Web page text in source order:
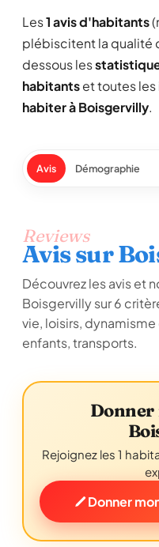
Les1 avis d'habitants
plébiscitent la qualité
dessous les
habitantset toutes les
habiter à Boisgervilly.
Avis Démographie
Reviews
Avis sur
Découvrez les avis et
Boisgervilly sur 6
vie, loisirs,
enfants, transports.
Donner
Rejoignez les 1
Donner